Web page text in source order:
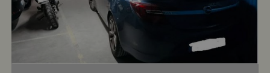
disfrutar de luz natural durante todo el día.
No pierdas la oportunidad de adquirir este magnífico
piso en perfecto estado de habitabilidad
¡Contáctanos para más información y ven a visitarlo!
En el precio de la venta no se encuentran incluidos